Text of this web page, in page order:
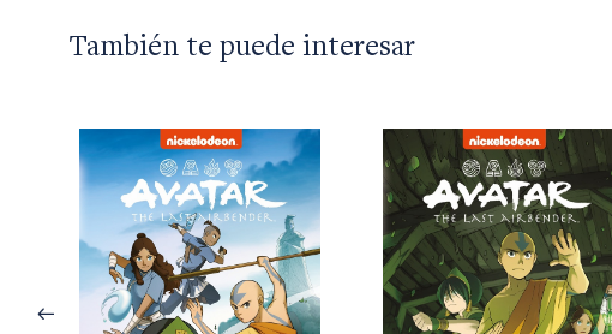
También te puede interesar